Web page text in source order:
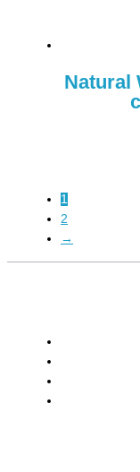
Natural
1
2
→